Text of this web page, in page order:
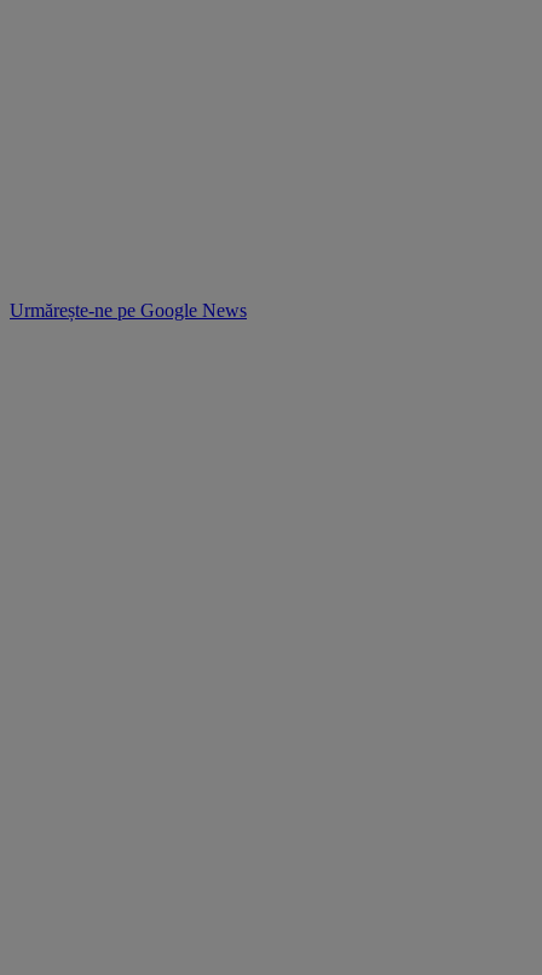
Urmărește-ne pe Google News